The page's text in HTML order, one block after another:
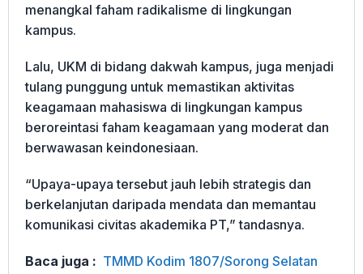
menangkal faham radikalisme di lingkungan
kampus.
Lalu, UKM di bidang dakwah kampus, juga menjadi
tulang punggung untuk memastikan aktivitas
keagamaan mahasiswa di lingkungan kampus
beroreintasi faham keagamaan yang moderat dan
berwawasan keindonesiaan.
“Upaya-upaya tersebut jauh lebih strategis dan
berkelanjutan daripada mendata dan memantau
komunikasi civitas akademika PT,” tandasnya.
Baca juga : TMMD Kodim 1807/Sorong Selatan